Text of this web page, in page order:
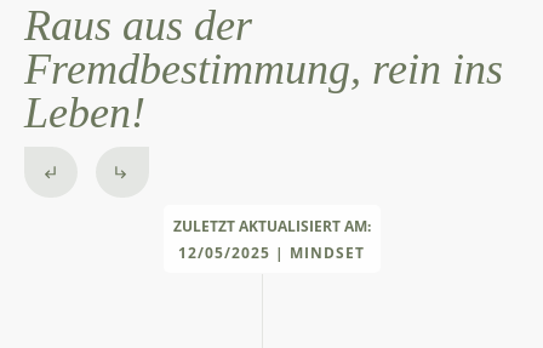
Raus aus der
Fremdbestimmung, rein ins
Leben!
ZULETZT AKTUALISIERT AM:
12/05/2025 | MINDSET